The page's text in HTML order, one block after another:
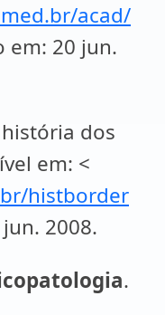
acad/
em: 20 jun.
dos
em: <
histborder
2008.
.